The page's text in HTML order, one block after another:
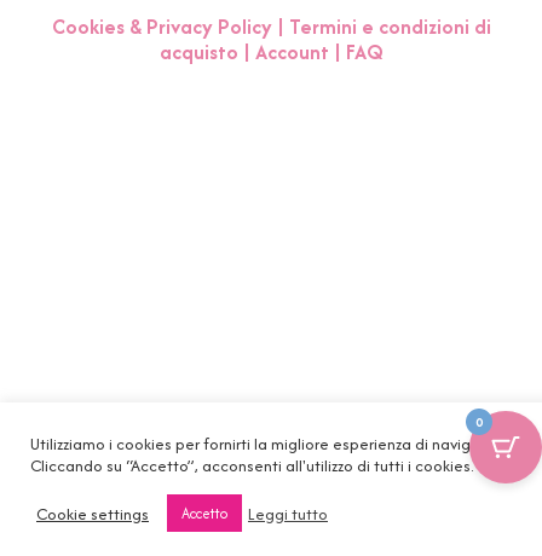
Cookies & Privacy Policy| Termini e condizioni di
acquisto | Account | FAQ
Utilizziamo i cookies per fornirti la migliore esperienza di navigazione.
Cliccando su “Accetto”, acconsenti all'utilizzo di tutti i cookies.
Cookie settings
Accetto Leggi tutto
0